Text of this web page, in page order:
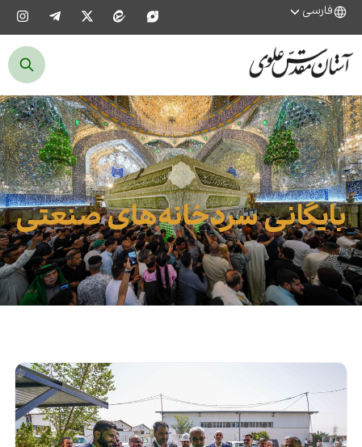
فارسی
بایگانی سردخانه‌های صنعتی